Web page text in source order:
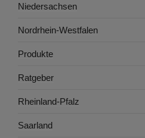
Niedersachsen
Nordrhein-Westfalen
Produkte
Ratgeber
Rheinland-Pfalz
Saarland